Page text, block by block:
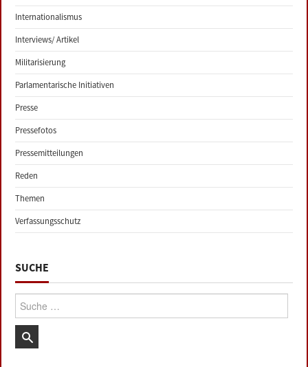
Internationalismus
Interviews/ Artikel
Militarisierung
Parlamentarische Initiativen
Presse
Pressefotos
Pressemitteilungen
Reden
Themen
Verfassungsschutz
SUCHE
Suche: